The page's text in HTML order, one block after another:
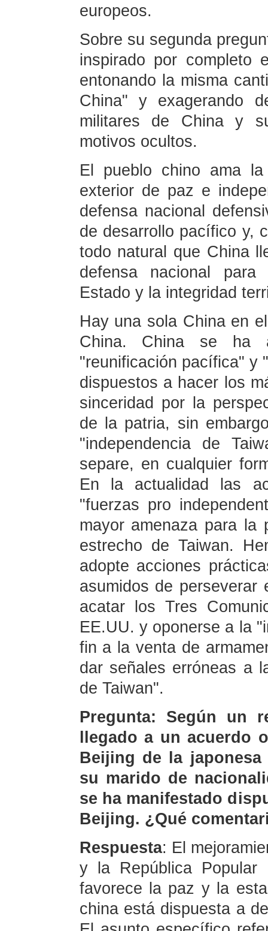
europeos.
Sobre su segunda
inspirado por completo
entonando la misma
China" y exagerando
militares de China y
motivos ocultos.
El pueblo chino ama
exterior de paz e
defensa nacional
de desarrollo pacífico y,
todo natural que China
defensa nacional
Estado y la integridad
Hay una sola China en
China. China se ha
"reunificación pacífica" y
dispuestos a hacer los
sinceridad por la
de la patria, sin
"independencia de
separe, en cualquier
En la actualidad las
"fuerzas pro
mayor amenaza para
estrecho de Taiwan.
adopte acciones
asumidos de
acatar los Tres
EE.UU. y oponerse a la
fin a la venta de
dar señales erróneas a
de Taiwan".
Pregunta: Según un
llegado a un acuerdo
Beijing de la
su marido de
se ha manifestado
Beijing. ¿Qué
Respuesta: El
y la República Popular
favorece la paz y la
china está dispuesta a